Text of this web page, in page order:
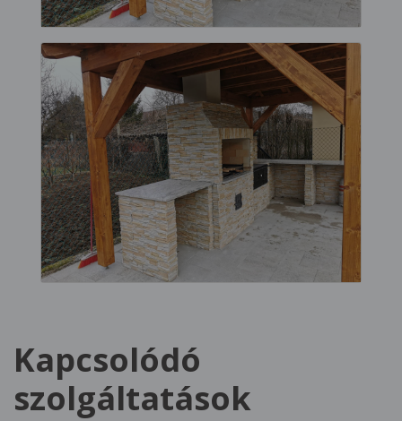
Kapcsolódó
szolgáltatások